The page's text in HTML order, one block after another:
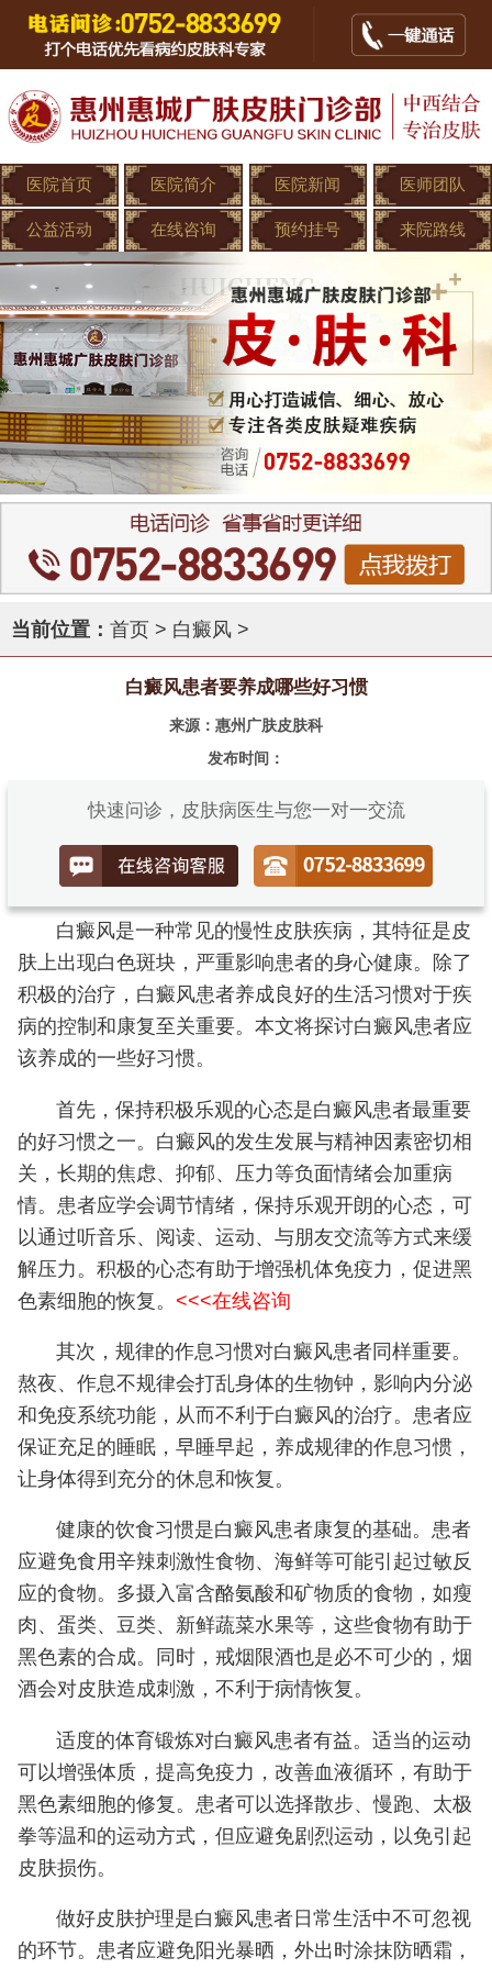
医院首页 医院简介 医院新闻 医师团队
公益活动 在线咨询 预约挂号 来院路线
当前位置： 首页> 白癜风>
白癜风患者要养成哪些好习惯
来源：惠州广肤皮肤科
发布时间：
快速问诊，皮肤病医生与您一对一交流
白癜风是一种常见的慢性皮肤疾病，其特征是皮
肤上出现白色斑块，严重影响患者的身心健康。除了
积极的治疗，白癜风患者养成良好的生活习惯对于疾
病的控制和康复至关重要。本文将探讨白癜风患者应
该养成的一些好习惯。
首先，保持积极乐观的心态是白癜风患者最重要
的好习惯之一。白癜风的发生发展与精神因素密切相
关，长期的焦虑、抑郁、压力等负面情绪会加重病
情。患者应学会调节情绪，保持乐观开朗的心态，可
以通过听音乐、阅读、运动、与朋友交流等方式来缓
解压力。积极的心态有助于增强机体免疫力，促进黑
色素细胞的恢复。 <<<在线咨询
其次，规律的作息习惯对白癜风患者同样重要。
熬夜、作息不规律会打乱身体的生物钟，影响内分泌
和免疫系统功能，从而不利于白癜风的治疗。患者应
保证充足的睡眠，早睡早起，养成规律的作息习惯，
让身体得到充分的休息和恢复。
健康的饮食习惯是白癜风患者康复的基础。患者
应避免食用辛辣刺激性食物、海鲜等可能引起过敏反
应的食物。多摄入富含酪氨酸和矿物质的食物，如瘦
肉、蛋类、豆类、新鲜蔬菜水果等，这些食物有助于
黑色素的合成。同时，戒烟限酒也是必不可少的，烟
酒会对皮肤造成刺激，不利于病情恢复。
适度的体育锻炼对白癜风患者有益。适当的运动
可以增强体质，提高免疫力，改善血液循环，有助于
黑色素细胞的修复。患者可以选择散步、慢跑、太极
拳等温和的运动方式，但应避免剧烈运动，以免引起
皮肤损伤。
做好皮肤护理是白癜风患者日常生活中不可忽视
的环节。患者应避免阳光暴晒，外出时涂抹防晒霜，